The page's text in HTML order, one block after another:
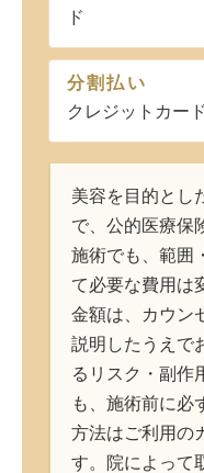
ド
分割払い
クレジットカー
美容を目的とし
で、公的医療保
施術でも、範囲
て必要な費用は
金額は、カウン
説明したうえで
るリスク・副作
も、施術前に必
方法はご利用の
す。院によって